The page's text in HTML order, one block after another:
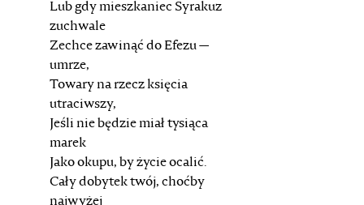
Lub gdy mieszkaniec Syrakuz
zuchwale
Zechce zawinąć do Efezu —
umrze,
Towary na rzecz księcia
utraciwszy,
Jeśli nie będzie miał tysiąca
marek
Jako okupu, by życie ocalić.
Cały dobytek twój, choćby
najwyżej